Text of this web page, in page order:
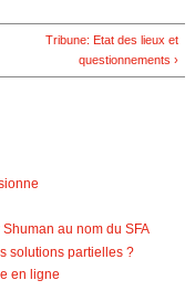
Tribune: Etat des lieux et
questionnements ›
au nom du SFA
solutions partielles ?
en ligne